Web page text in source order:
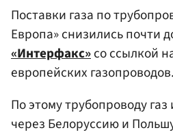
Поставки газа по
Европа» снизились почти
«Интерфакс»со ссылкой
европейских газопроводов.
По этому трубопроводу газ
через Белоруссию и